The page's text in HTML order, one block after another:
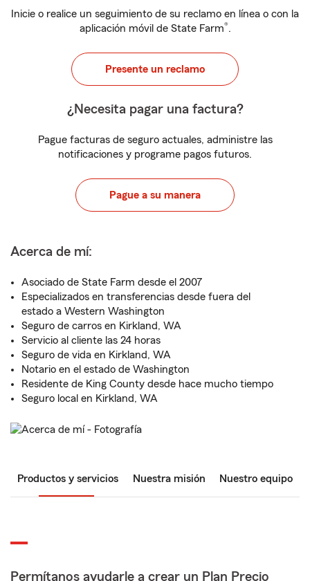
Inicie o realice un seguimiento de su reclamo en línea o con la
aplicación móvil de State Farm®.
Presente un reclamo
¿Necesita pagar una factura?
Pague facturas de seguro actuales, administre las
notificaciones y programe pagos futuros.
Pague a su manera
Acerca de mí:
Asociado de State Farm desde el 2007
Especializados en transferencias desde fuera del
estado a Western Washington
Seguro de carros en Kirkland, WA
Servicio al cliente las 24 horas
Seguro de vida en Kirkland, WA
Notario en el estado de Washington
Residente de King County desde hace mucho tiempo
Seguro local en Kirkland, WA
Productos y servicios Nuestra misión Nuestro equipo
Permítanos ayudarle a crear un Plan Precio